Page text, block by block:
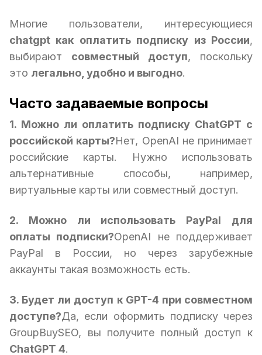
Многие пользователи, интересующиеся
chatgpt как оплатить подписку из России,
выбирают совместный доступ, поскольку
это легально, удобно и выгодно.
Часто задаваемые вопросы
1. Можно ли оплатить подписку ChatGPT с
российской карты?Нет, OpenAI не принимает
российские карты. Нужно использовать
альтернативные способы, например,
виртуальные карты или совместный доступ.
2. Можно ли использовать PayPal для
оплаты подписки?OpenAI не поддерживает
PayPal в России, но через зарубежные
аккаунты такая возможность есть.
3. Будет ли доступ к GPT-4 при совместном
доступе?Да, если оформить подписку через
GroupBuySEO, вы получите полный доступ к
ChatGPT 4.